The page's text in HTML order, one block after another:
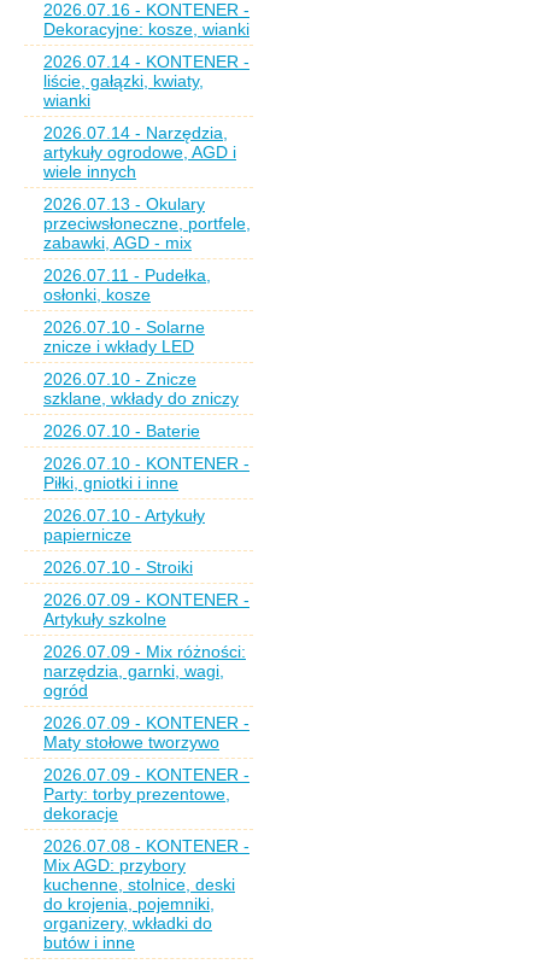
2026.07.16 - KONTENER -
Dekoracyjne: kosze, wianki
2026.07.14 - KONTENER -
liście, gałązki, kwiaty,
wianki
2026.07.14 - Narzędzia,
artykuły ogrodowe, AGD i
wiele innych
2026.07.13 - Okulary
przeciwsłoneczne, portfele,
zabawki, AGD - mix
2026.07.11 - Pudełka,
osłonki, kosze
2026.07.10 - Solarne
znicze i wkłady LED
2026.07.10 - Znicze
szklane, wkłady do zniczy
2026.07.10 - Baterie
2026.07.10 - KONTENER -
Piłki, gniotki i inne
2026.07.10 - Artykuły
papiernicze
2026.07.10 - Stroiki
2026.07.09 - KONTENER -
Artykuły szkolne
2026.07.09 - Mix różności:
narzędzia, garnki, wagi,
ogród
2026.07.09 - KONTENER -
Maty stołowe tworzywo
2026.07.09 - KONTENER -
Party: torby prezentowe,
dekoracje
2026.07.08 - KONTENER -
Mix AGD: przybory
kuchenne, stolnice, deski
do krojenia, pojemniki,
organizery, wkładki do
butów i inne